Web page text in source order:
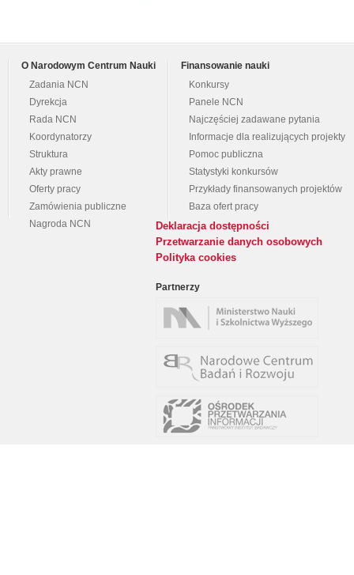
O Narodowym Centrum Nauki
Zadania NCN
Dyrekcja
Rada NCN
Koordynatorzy
Struktura
Akty prawne
Oferty pracy
Zamówienia publiczne
Nagroda NCN
Finansowanie nauki
Konkursy
Panele NCN
Najczęściej zadawane pytania
Informacje dla realizujących projekty
Pomoc publiczna
Statystyki konkursów
Przykłady finansowanych projektów
Baza ofert pracy
Deklaracja dostępności
Przetwarzanie danych osobowych
Polityka cookies
Partnerzy